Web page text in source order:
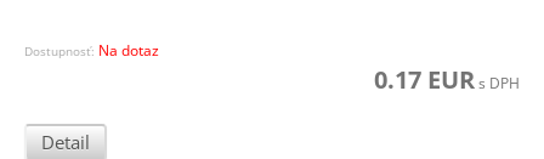
Dostupnosť: Na dotaz
0.17 EURs DPH
Detail